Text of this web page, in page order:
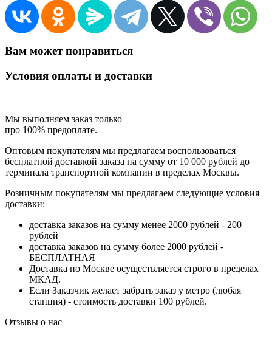
Вам может понравиться
Условия оплаты и доставки
Мы выполняем заказ только
про 100% предоплате.
Оптовым покупателям мы предлагаем воспользоваться
бесплатной доставкой заказа на сумму от 10 000 рублей до
терминала транспортной компании в пределах Москвы.
Розничным покупателям мы предлагаем следующие условия
доставки:
доставка заказов на сумму менее 2000 рублей - 200
рублей
доставка заказов на сумму более 2000 рублей -
БЕСПЛАТНАЯ
Доставка по Москве осуществляется строго в пределах
МКАД.
Если Заказчик желает забрать заказ у метро (любая
станция) - стоимость доставки 100 рублей.
Отзывы о нас